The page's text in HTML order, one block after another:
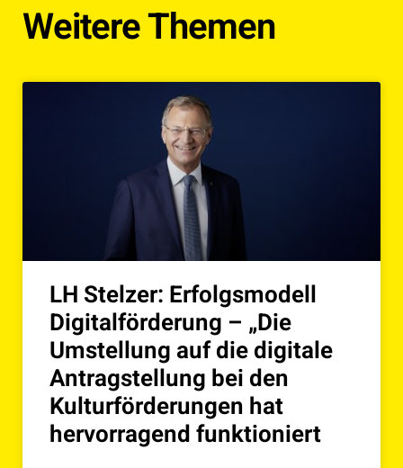
Weitere Themen
LH Stelzer: Erfolgsmodell
Digitalförderung – „Die
Umstellung auf die digitale
Antragstellung bei den
Kulturförderungen hat
hervorragend funktioniert